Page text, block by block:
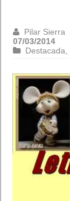
Pilar Sierra
07/03/2014
Destacada